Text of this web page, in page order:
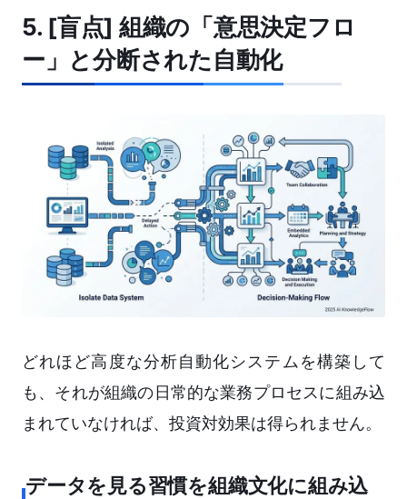
5. [盲点] 組織の「意思決定フロ
ー」と分断された自動化
どれほど高度な分析自動化システムを構築して
も、それが組織の日常的な業務プロセスに組み込
まれていなければ、投資対効果は得られません。
データを見る習慣を組織文化に組み込